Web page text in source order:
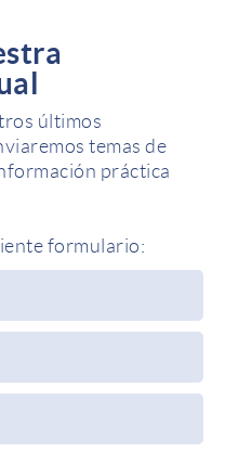
últimos
temas de
práctica
formulario: